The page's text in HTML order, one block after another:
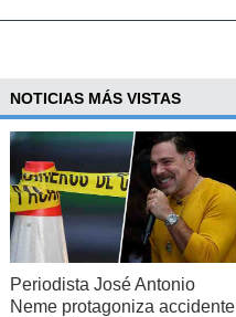
NOTICIAS MÁS VISTAS
Periodista José Antonio
Neme protagoniza accidente